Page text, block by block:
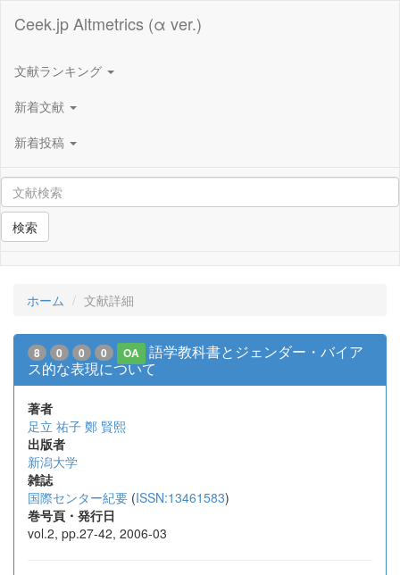
Ceek.jp Altmetrics (α ver.)
文献ランキング
新着文献
新着投稿
検索
ホーム 文献詳細
8 0 0 0 OA
語学教科書とジェンダー・バイア
ス的な表現について
著者
足立 祐子 鄭 賢熙
出版者
新潟大学
雑誌
国際センター紀要 (ISSN:13461583)
巻号頁・発行日
vol.2, pp.27-42, 2006-03